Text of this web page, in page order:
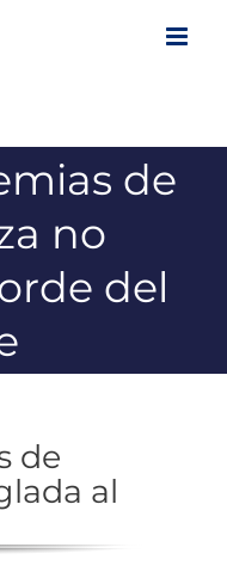
de
no
del
de
al